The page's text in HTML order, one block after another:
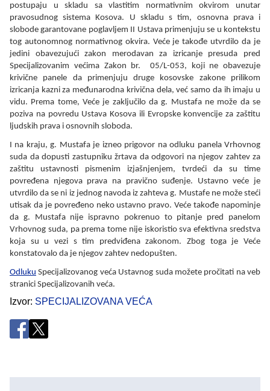
postupaju u skladu sa vlastitim normativnim okvirom unutar
pravosudnog sistema Kosova. U skladu s tim, osnovna prava i
slobode garantovane poglavljem II Ustava primenjuju se u kontekstu
tog autonomnog normativnog okvira. Veće je takođe utvrdilo da je
jedini obavezujući zakon merodavan za izricanje presuda pred
Specijalizovanim većima Zakon br. 05/L-053, koji ne obavezuje
krivične panele da primenjuju druge kosovske zakone prilikom
izricanja kazni za međunarodna krivična dela, već samo da ih imaju u
vidu. Prema tome, Veće je zaključilo da g. Mustafa ne može da se
poziva na povredu Ustava Kosova ili Evropske konvencije za zaštitu
ljudskih prava i osnovnih sloboda.
I na kraju, g. Mustafa je izneo prigovor na odluku panela Vrhovnog
suda da dopusti zastupniku žrtava da odgovori na njegov zahtev za
zaštitu ustavnosti pismenim izjašnjenjem, tvrdeći da su time
povređena njegova prava na pravično suđenje. Ustavno veće je
utvrdilo da se ni iz jednog navoda iz zahteva g. Mustafe ne može steći
utisak da je povređeno neko ustavno pravo. Veće takođe napominje
da g. Mustafa nije ispravno pokrenuo to pitanje pred panelom
Vrhovnog suda, pa prema tome nije iskoristio sva efektivna sredstva
koja su u vezi s tim predviđena zakonom. Zbog toga je Veće
konstatovalo da je njegov zahtev nedopušten.
Odluku Specijalizovanog veća Ustavnog suda možete pročitati na veb
stranici Specijalizovanih veća.
Izvor SPECIJALIZOVANA VEĆA